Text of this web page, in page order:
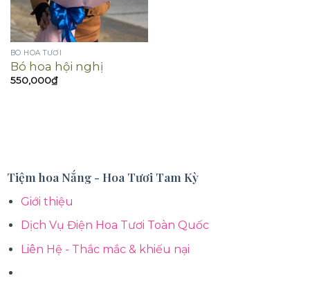
BÓ HOA TƯƠI
Bó hoa hội nghị
550,000₫
Tiệm hoa Nắng - Hoa Tươi Tam Kỳ
Giới thiệu
Dịch Vụ Điện Hoa Tươi Toàn Quốc
Liên Hệ - Thắc mắc & khiếu nại